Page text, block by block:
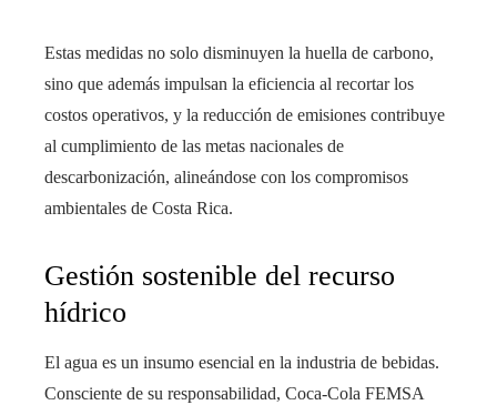
Estas medidas no solo disminuyen la huella de carbono,
sino que además impulsan la eficiencia al recortar los
costos operativos, y la reducción de emisiones contribuye
al cumplimiento de las metas nacionales de
descarbonización, alineándose con los compromisos
ambientales de Costa Rica.
Gestión sostenible del recurso
hídrico
El agua es un insumo esencial en la industria de bebidas.
Consciente de su responsabilidad, Coca-Cola FEMSA